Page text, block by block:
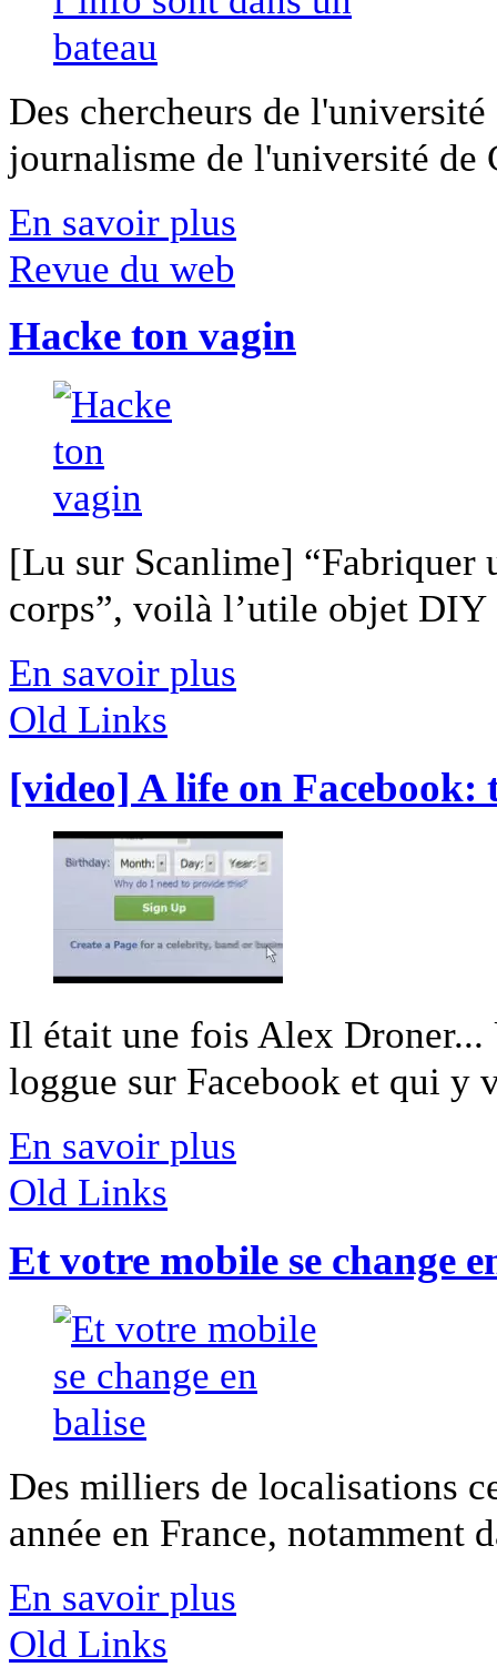
Des chercheurs de
journalisme de l'université
En savoir plus
Revue du web
Hacke ton vagin
[Lu sur Scanlime] “Fabriquer
corps”, voilà l’utile objet
En savoir plus
Old Links
[video] A life on
Il était une fois Alex
loggue sur Facebook et qui y
En savoir plus
Old Links
Et votre mobile se change
Des milliers de localisations
année en France, notamment
En savoir plus
Old Links